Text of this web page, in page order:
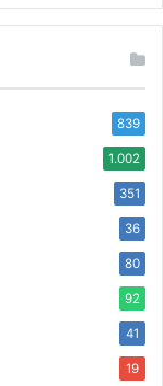
839
1.002
351
36
80
92
41
19